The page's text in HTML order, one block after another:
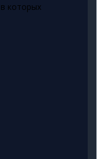
которых